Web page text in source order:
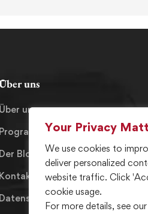
Your Privacy
We use cookies to
deliver personalized
website traffic. Click
cookie usage.
For more details, see our
uns
Über uns
Programmes
Der Blog
Kontakt
Datenschutzrichtlinie